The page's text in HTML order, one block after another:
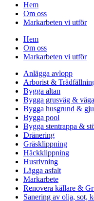
Hem
Om oss
Markarbeten vi utför
Hem
Om oss
Markarbeten vi utför
Anlägga avlopp
Arborist &
Bygga altan
Bygga grusväg &
Bygga husgrund &
Bygga pool
Bygga stentrappa &
Dränering
Gräsklippning
Häckklippning
Husrivning
Lägga asfalt
Markarbete
Renovera källare &
Sanering av olja, sot,